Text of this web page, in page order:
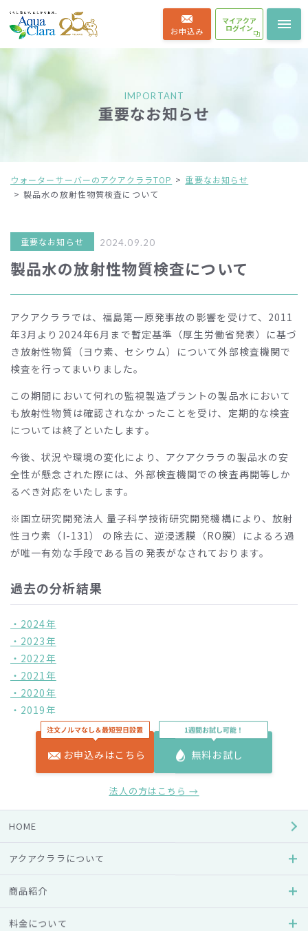
お申込み
マイアクア
ログイン
IMPORTANT
重要なお知らせ
ウォーターサーバーのアクアクララTOP
重要なお知らせ
製品水の放射性物質検査について
重要なお知らせ 2024.09.20
製品水の放射性物質検査について
アクアクララでは、福島第一原発事故の影響を受けて、2011
年3月より2024年6月まで暫定基準（厚生労働省発表）に基づ
き放射性物質（ヨウ素、セシウム）について外部検査機関で
検査を行ってまいりました。
この期間において何れの監視製造プラントの製品水において
も放射性物質は確認されなかったことを受け、定期的な検査
については終了といたします。
今後、状況や環境の変化により、アクアクララの製品水の安
全性が懸念された際には、外部検査機関での検査再開等しか
るべき対応をいたします。
※国立研究開発法人 量子科学技術研究開発機構により、放射
性ヨウ素（I-131） の除去に、逆浸透膜（RO膜）によるろ過
が唯一有効な手段である旨の発表がなされております。
過去の分析結果
・2024年
・2023年
・2022年
・2021年
・2020年
・2019年
・2018年
・2016年
・2013年
本件に関するお問合せ先
アクアクララお客様センター
フリーダイヤル 0120-331-626
お申込みはこちら 無料お試し
法人の方はこちら →
HOME
アクアクララについて
商品紹介
料金について